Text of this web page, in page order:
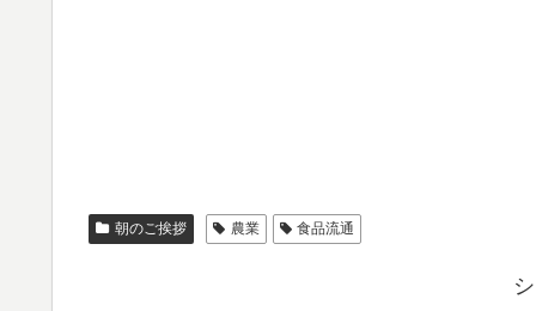
朝のご挨拶 農業 食品流通